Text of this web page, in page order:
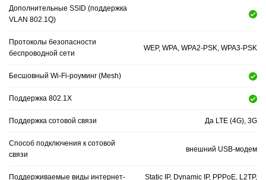
Дополнительные SSID (поддержка
VLAN 802.1Q)
Протоколы безопасности
беспроводной сети
WEP, WPA, WPA2-PSK, WPA3-PSK
Бесшовный Wi-Fi-роуминг (Mesh)
Поддержка 802.1X
Поддержка сотовой связи Да LTE (4G), 3G
Способ подключения к сотовой
связи
внешний USB-модем
Поддерживаемые виды интернет-
Static IP, Dynamic IP, PPPoE, L2TP,